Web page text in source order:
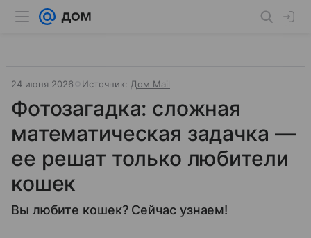
24 июня 2026 Источник: Дом Mail
Фотозагадка: ​сложная
математическая задачка —
ее решат только любители
кошек
Вы любите кошек? Сейчас узнаем!